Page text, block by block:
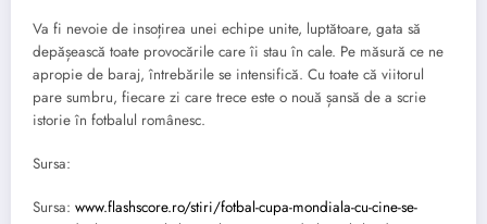
Va fi nevoie de insoțirea unei echipe unite, luptătoare, gata să
depășească toate provocările care îi stau în cale. Pe măsură ce ne
apropie de baraj, întrebările se intensifică. Cu toate că viitorul
pare sumbru, fiecare zi care trece este o nouă șansă de a scrie
istorie în fotbalul românesc.
Sursa:
Sursa: www.flashscore.ro/stiri/fotbal-cupa-mondiala-cu-cine-se-